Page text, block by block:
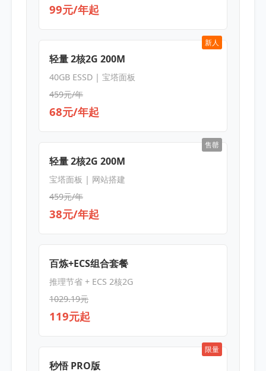
99元/年起
新人
轻量 2核2G 200M
40GB ESSD | 宝塔面板
459元/年
68元/年起
售罄
轻量 2核2G 200M
宝塔面板 | 网站搭建
459元/年
38元/年起
百炼+ECS组合套餐
推理节省 + ECS 2核2G
1029.19元
119元起
限量
秒悟 PRO版